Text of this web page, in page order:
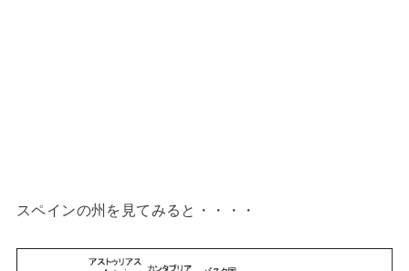
スペインの州を見てみると・・・・